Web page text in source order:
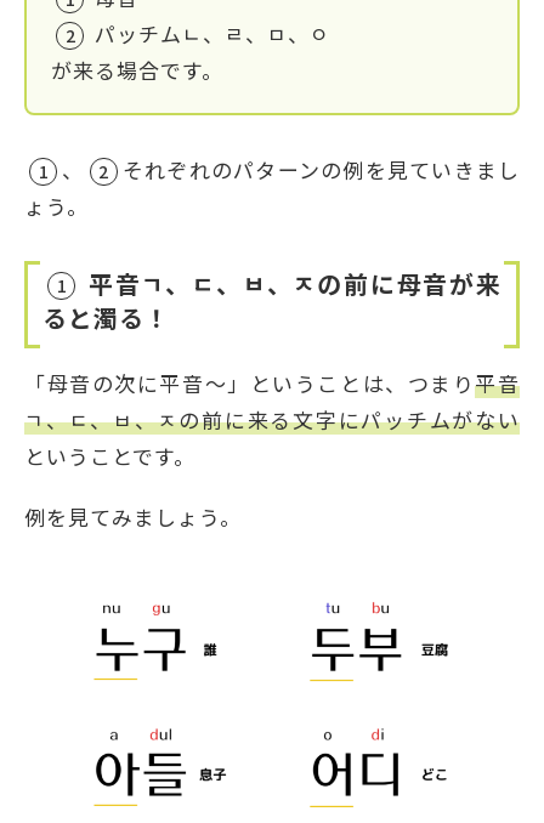
2
パッチムㄴ、ㄹ、ㅁ、ㅇ
が来る場合です。
1 、 2
それぞれのパターンの例を見ていきまし
ょう。
1
平音ㄱ、ㄷ、ㅂ、ㅈの前に母音が来
ると濁る！
「母音の次に平音〜」ということは、つまり平音
ㄱ、ㄷ、ㅂ、ㅈの前に来る文字にパッチムがない
ということです。
例を見てみましょう。